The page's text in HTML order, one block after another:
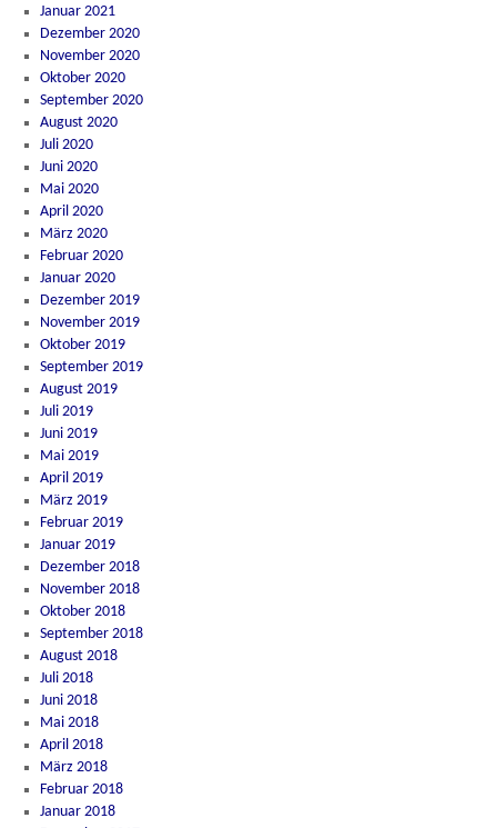
Januar 2021
Dezember 2020
November 2020
Oktober 2020
September 2020
August 2020
Juli 2020
Juni 2020
Mai 2020
April 2020
März 2020
Februar 2020
Januar 2020
Dezember 2019
November 2019
Oktober 2019
September 2019
August 2019
Juli 2019
Juni 2019
Mai 2019
April 2019
März 2019
Februar 2019
Januar 2019
Dezember 2018
November 2018
Oktober 2018
September 2018
August 2018
Juli 2018
Juni 2018
Mai 2018
April 2018
März 2018
Februar 2018
Januar 2018